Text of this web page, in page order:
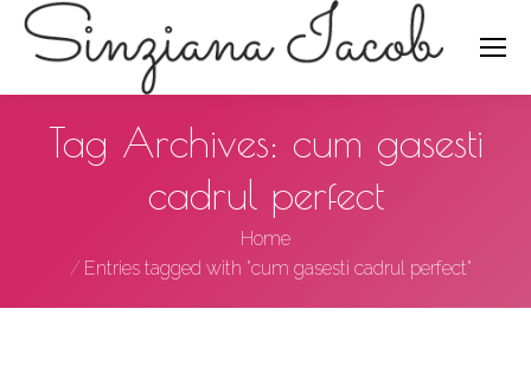
Search:
Tag Archives: cum gasesti
cadrul perfect
Home
Entries tagged with "cum gasesti cadrul perfect"